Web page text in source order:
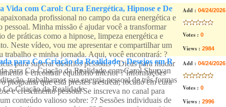
Vida com Carol: Cura Energética, Hipnose e De
profissional no campo da cura energética e
pessoal. Minha missão é ajudar você a transformar
de práticas como a hipnose, limpeza energética e
Neste vídeo, vou me apresentar e compartilhar um
trabalho e minha jornada. Aqui, você encontrará: ?
para superar desafios pessoais ? Dicas para mudar
e encontrar equilíbrio interior ? Informações
programa que está prestes a estrear, focado em cura
e crescimento pessoal Se inscreva no canal para
conteúdo valioso sobre: ?? Sessões individuais de
Add : 04/24/2026
Votes : 0
Views : 2984
para Co-Criação da Realidade - Desejos em R
para Co-Criação da Realidade com Carol Shuryan
trabalhamos sua energia pessoal de três formas
Co-Criação da Realidade
Add : 04/24/2026
Votes : 0
Views : 2996